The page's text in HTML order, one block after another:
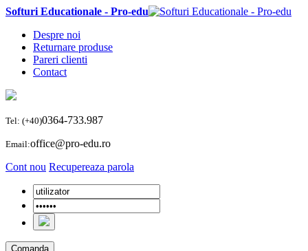
Softuri Educationale - Pro-edu
Despre noi
Returnare produse
Pareri clienti
Contact
Tel: (+40)0364-733.987
Email:office@pro-edu.ro
Cont nou Recupereaza parola
Comanda